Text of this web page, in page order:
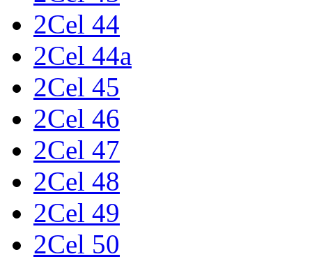
2Cel 44
2Cel 44a
2Cel 45
2Cel 46
2Cel 47
2Cel 48
2Cel 49
2Cel 50